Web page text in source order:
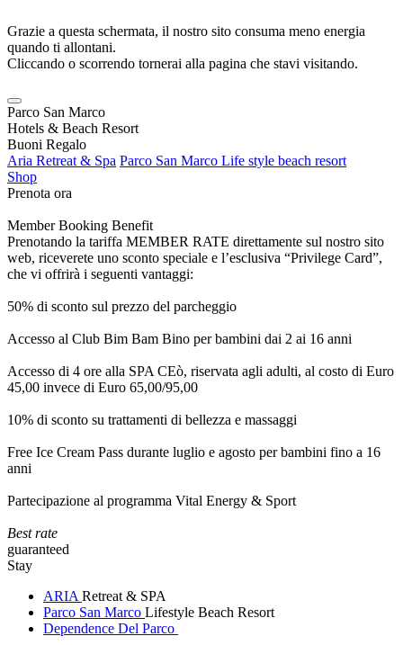
Grazie a questa schermata, il nostro sito consuma meno energia
quando ti allontani.
Cliccando o scorrendo tornerai alla pagina che stavi visitando.
Parco San Marco
Hotels & Beach Resort
Buoni Regalo
Aria Retreat & Spa Parco San Marco Life style beach resort
Shop
Prenota ora
Member Booking Benefit
Prenotando la tariffa MEMBER RATE direttamente sul nostro sito
web, riceverete uno sconto speciale e l’esclusiva “Privilege Card”,
che vi offrirà i seguenti vantaggi:
50% di sconto sul prezzo del parcheggio
Accesso al Club Bim Bam Bino per bambini dai 2 ai 16 anni
Accesso di 4 ore alla SPA CEò, riservata agli adulti, al costo di Euro
45,00 invece di Euro 65,00/95,00
10% di sconto su trattamenti di bellezza e massaggi
Free Ice Cream Pass durante luglio e agosto per bambini fino a 16
anni
Partecipazione al programma Vital Energy & Sport
Best rate
guaranteed
Stay
ARIA Retreat & SPA
Parco San Marco Lifestyle Beach Resort
Dependence Del Parco